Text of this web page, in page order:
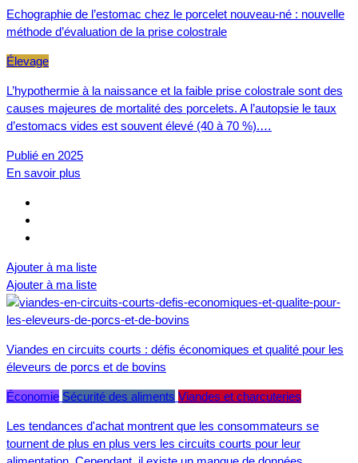
Echographie de l’estomac chez le porcelet nouveau-né : nouvelle
méthode d’évaluation de la prise colostrale
Élevage
L’hypothermie à la naissance et la faible prise colostrale sont des
causes majeures de mortalité des porcelets. A l’autopsie le taux
d’estomacs vides est souvent élevé (40 à 70 %).…
Publié en 2025
En savoir plus
Ajouter à ma liste
Ajouter à ma liste
Viandes en circuits courts : défis économiques et qualité pour les
éleveurs de porcs et de bovins
Économie Sécurité des aliments Viandes et charcuteries
Les tendances d'achat montrent que les consommateurs se
tournent de plus en plus vers les circuits courts pour leur